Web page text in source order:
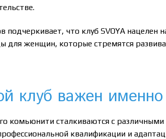
подчеркивает, что клуб SVOYA нацелен
женщин, которые стремятся
клуб важен
комьюнити сталкиваются с
квалификации и